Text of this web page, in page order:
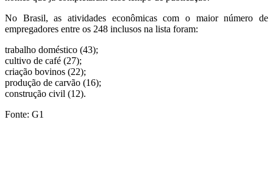
No Brasil, as atividades econômicas com o maior número de
empregadores entre os 248 inclusos na lista foram:
trabalho doméstico (43);
cultivo de café (27);
criação bovinos (22);
produção de carvão (16);
construção civil (12).
Fonte: G1